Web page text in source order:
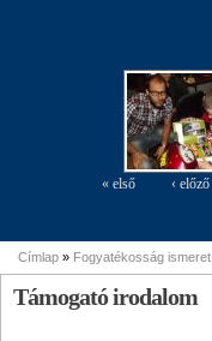
« első ‹ előző
Jelenlegi hely
Címlap » Fogyatékosság ismeret
Támogató irodalom